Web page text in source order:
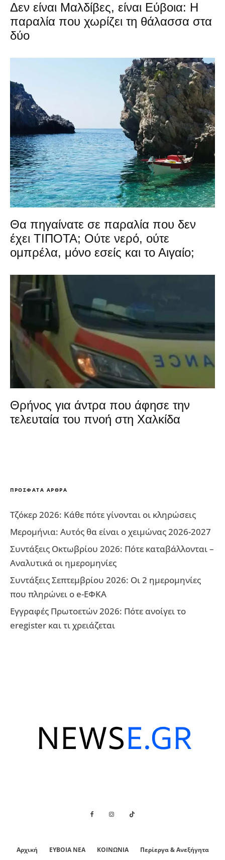
Δεν είναι Μαλδίβες, είναι Εύβοια: Η
παραλία που χωρίζει τη θάλασσα στα
δύο
Θα πηγαίνατε σε παραλία που δεν
έχει ΤΙΠΟΤΑ; Ούτε νερό, ούτε
ομπρέλα, μόνο εσείς και το Αιγαίο;
Θρήνος για άντρα που άφησε την
τελευταία του πνοή στη Χαλκίδα
ΠΡΌΣΦΑΤΑ ΆΡΘΡΑ
Τζόκερ 2026: Κάθε πότε γίνονται οι κληρώσεις
Μερομήνια: Αυτός θα είναι ο χειμώνας 2026-2027
Συντάξεις Οκτωβρίου 2026: Πότε καταβάλλονται –
Αναλυτικά οι ημερομηνίες
Συντάξεις Σεπτεμβρίου 2026: Οι 2 ημερομηνίες
που πληρώνει ο e-ΕΦΚΑ
Εγγραφές Πρωτοετών 2026: Πότε ανοίγει το
eregister και τι χρειάζεται
Αρχική ΕΥΒΟΙΑ ΝΕΑ ΚΟΙΝΩΝΙΑ Περίεργα & Ανεξήγητα